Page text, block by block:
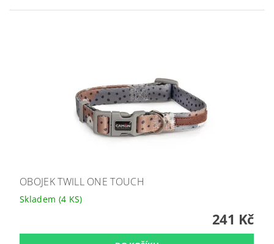
OBOJEK TWILL ONE TOUCH
Skladem (4 KS)
241 Kč